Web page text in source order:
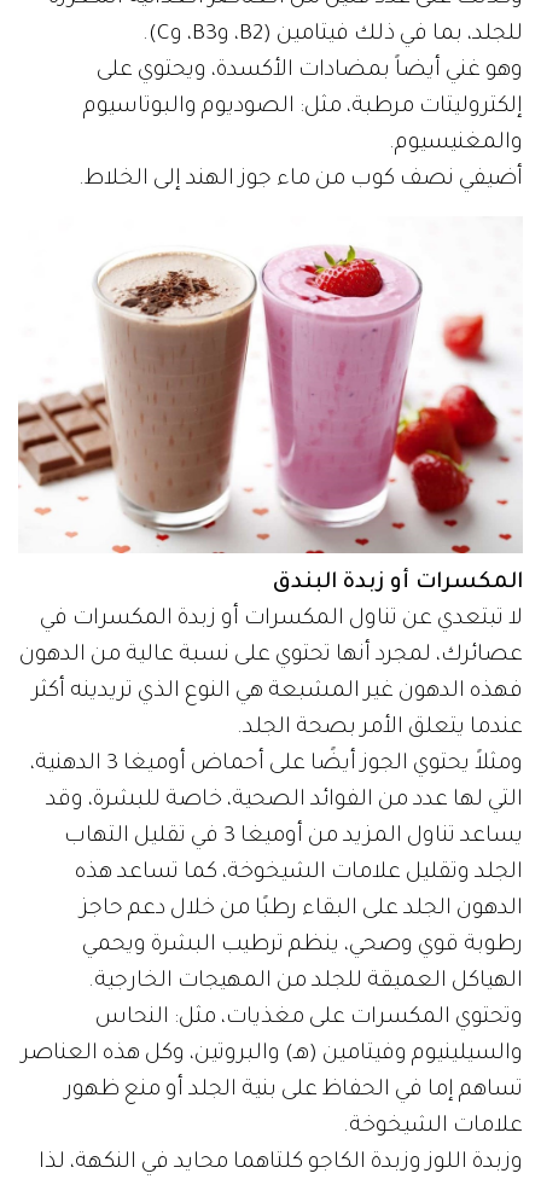
للجلد، بما في ذلك فيتامين (B2، وB3، وC).
وهو غني أيضاً بمضادات الأكسدة، ويحتوي على
إلكتروليتات مرطبة، مثل: الصوديوم والبوتاسيوم
والمغنيسيوم.
أضيفي نصف كوب من ماء جوز الهند إلى الخلاط.
المكسرات أو زبدة البندق
لا تبتعدي عن تناول المكسرات أو زبدة المكسرات في
عصائرك، لمجرد أنها تحتوي على نسبة عالية من الدهون
فهذه الدهون غير المشبعة هي النوع الذي تريدينه أكثر
عندما يتعلق الأمر بصحة الجلد.
ومثلاً يحتوي الجوز أيضًا على أحماض أوميغا 3 الدهنية،
التي لها عدد من الفوائد الصحية، خاصة للبشرة، وقد
يساعد تناول المزيد من أوميغا 3 في تقليل التهاب
الجلد وتقليل علامات الشيخوخة، كما تساعد هذه
الدهون الجلد على البقاء رطبًا من خلال دعم حاجز
رطوبة قوي وصحي، ينظم ترطيب البشرة ويحمي
الهياكل العميقة للجلد من المهيجات الخارجية.
وتحتوي المكسرات على مغذيات، مثل: النحاس
والسيلينيوم وفيتامين (هـ) والبروتين، وكل هذه العناصر
تساهم إما في الحفاظ على بنية الجلد أو منع ظهور
علامات الشيخوخة.
وزبدة اللوز وزبدة الكاجو كلتاهما محايد في النكهة، لذا